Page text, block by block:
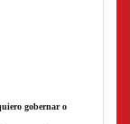
gobernar o